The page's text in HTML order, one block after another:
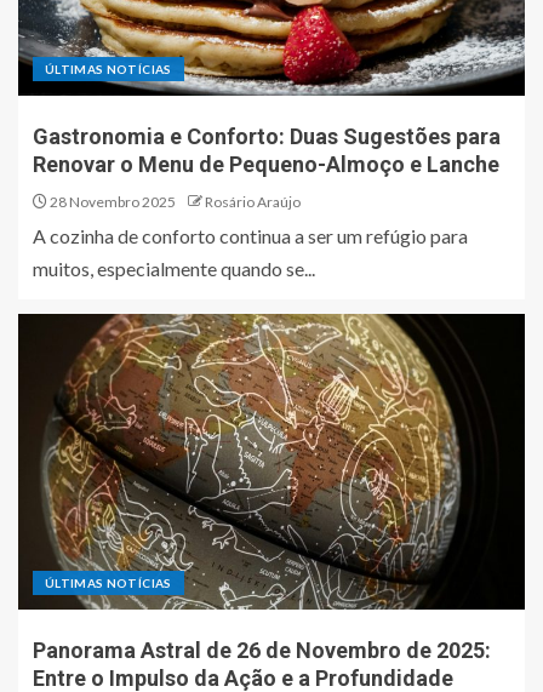
ÚLTIMAS NOTÍCIAS
Gastronomia e Conforto: Duas Sugestões para
Renovar o Menu de Pequeno-Almoço e Lanche
28 Novembro 2025 Rosário Araújo
A cozinha de conforto continua a ser um refúgio para
muitos, especialmente quando se...
ÚLTIMAS NOTÍCIAS
Panorama Astral de 26 de Novembro de 2025:
Entre o Impulso da Ação e a Profundidade